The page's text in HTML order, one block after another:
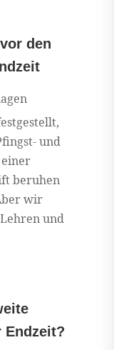
den
und
einer
beruhen
wir
und
Endzeit?